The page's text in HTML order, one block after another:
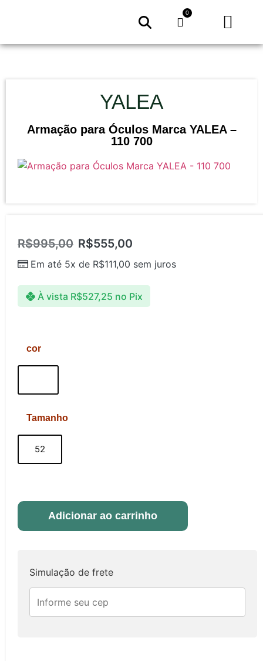
0
YALEA
Armação para Óculos Marca YALEA –
110 700
R$995,00 R$555,00
Em até 5x de R$111,00 sem juros
À vista R$527,25 no Pix
cor
Tamanho
52
Adicionar ao carrinho
Simulação de frete